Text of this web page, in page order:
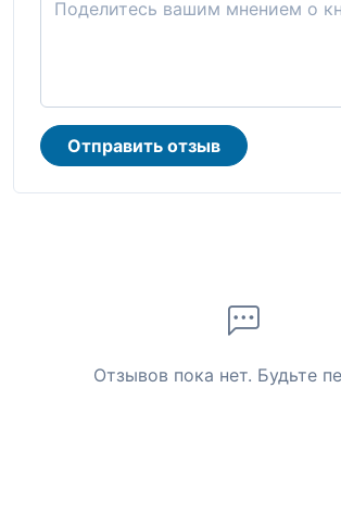
Отправить отзыв
Отзывов пока нет. Будьте